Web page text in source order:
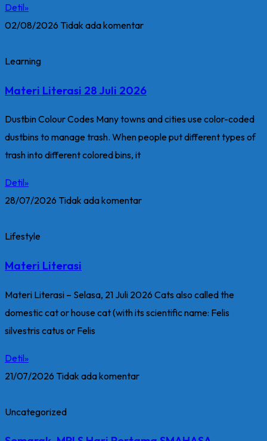
Detil»
02/08/2026 Tidak ada komentar
Learning
Materi Literasi 28 Juli 2026
Dustbin Colour Codes Many towns and cities use color-coded
dustbins to manage trash. When people put different types of
trash into different colored bins, it
Detil»
28/07/2026 Tidak ada komentar
Lifestyle
Materi Literasi
Materi Literasi – Selasa, 21 Juli 2026 Cats also called the
domestic cat or house cat (with its scientific name: Felis
silvestris catus or Felis
Detil»
21/07/2026 Tidak ada komentar
Uncategorized